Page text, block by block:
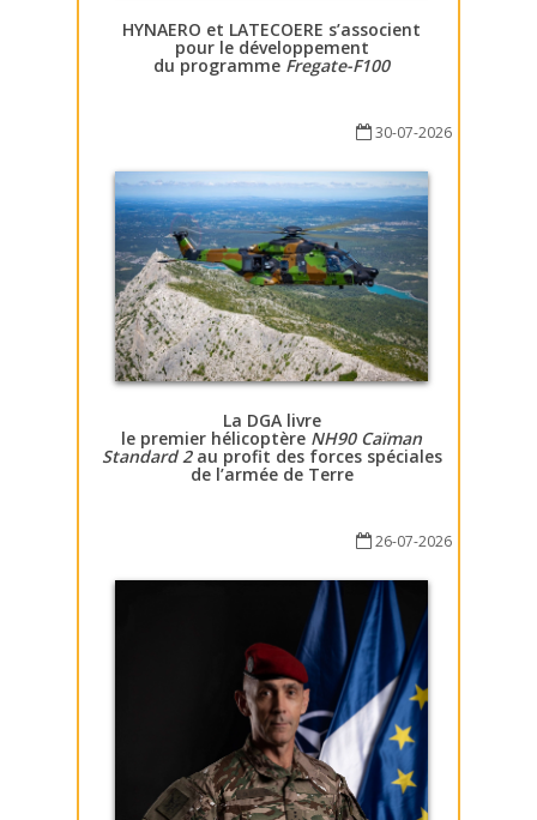
HYNAERO et LATECOERE s’associent
pour le développement
du programme Fregate-F100
30-07-2026
La DGA livre
le premier hélicoptère NH90 Caïman
Standard 2au profit des forces spéciales
de l’armée de Terre
26-07-2026